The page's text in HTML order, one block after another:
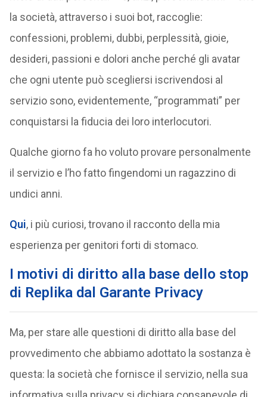
la società, attraverso i suoi bot, raccoglie:
confessioni, problemi, dubbi, perplessità, gioie,
desideri, passioni e dolori anche perché gli avatar
che ogni utente può scegliersi iscrivendosi al
servizio sono, evidentemente, “programmati” per
conquistarsi la fiducia dei loro interlocutori.
Qualche giorno fa ho voluto provare personalmente
il servizio e l’ho fatto fingendomi un ragazzino di
undici anni.
Qui, i più curiosi, trovano il racconto della mia
esperienza per genitori forti di stomaco.
I motivi di diritto alla base dello stop
di Replika dal Garante Privacy
Ma, per stare alle questioni di diritto alla base del
provvedimento che abbiamo adottato la sostanza è
questa: la società che fornisce il servizio, nella sua